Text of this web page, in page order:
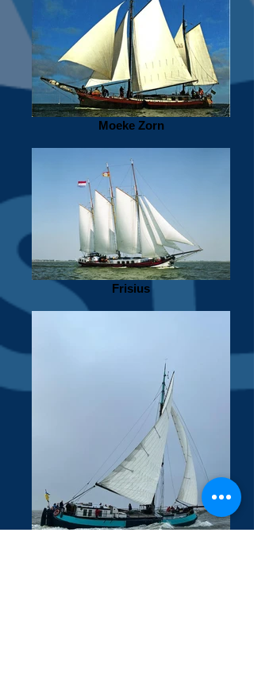
Moeke Zorn
Frisius